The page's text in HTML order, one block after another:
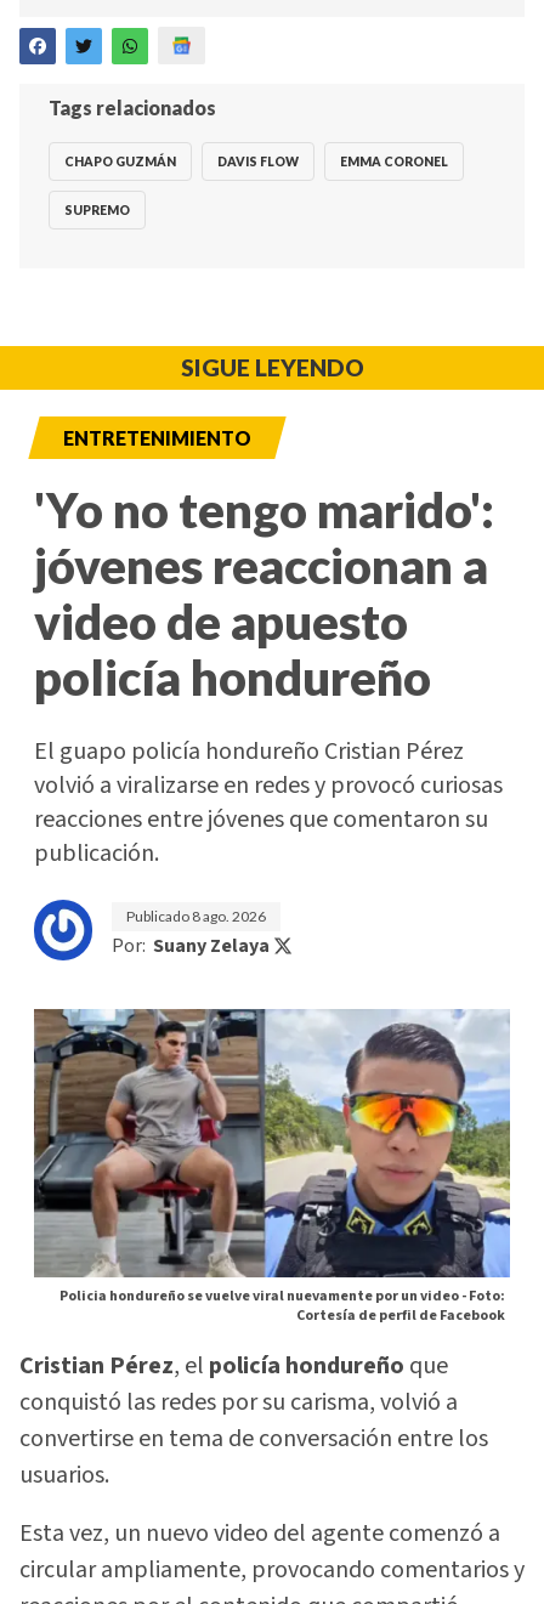
Tags relacionados
CHAPO GUZMÁN DAVIS FLOW EMMA CORONEL
SUPREMO
SIGUE LEYENDO
ENTRETENIMIENTO
'Yo no tengo marido':
jóvenes reaccionan a
video de apuesto
policía hondureño
El guapo policía hondureño Cristian Pérez
volvió a viralizarse en redes y provocó curiosas
reacciones entre jóvenes que comentaron su
publicación.
Publicado 8 ago. 2026
Por: Suany Zelaya
Policia hondureño se vuelve viral nuevamente por un video -Foto:
Cortesía de perfil de Facebook
Cristian Pérez, el policía hondureño que
conquistó las redes por su carisma, volvió a
convertirse en tema de conversación entre los
usuarios.
Esta vez, un nuevo video del agente comenzó a
circular ampliamente, provocando comentarios y